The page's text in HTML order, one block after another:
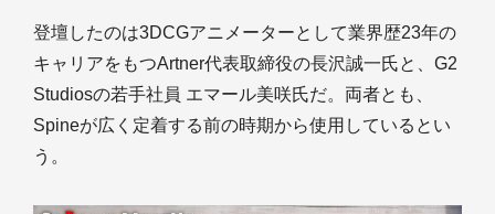
登壇したのは3DCGアニメーターとして業界歴23年の
キャリアをもつArtner代表取締役の長沢誠一氏と、G2
Studiosの若手社員 エマール美咲氏だ。両者とも、
Spineが広く定着する前の時期から使用しているとい
う。